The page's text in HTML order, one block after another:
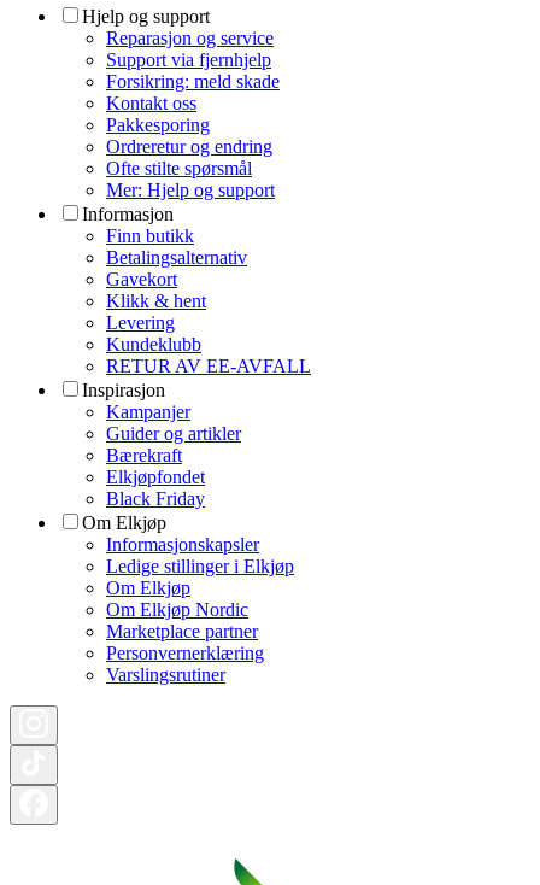
Hjelp og support
Reparasjon og service
Support via fjernhjelp
Forsikring: meld skade
Kontakt oss
Pakkesporing
Ordreretur og endring
Ofte stilte spørsmål
Mer: Hjelp og support
Informasjon
Finn butikk
Betalingsalternativ
Gavekort
Klikk & hent
Levering
Kundeklubb
RETUR AV EE-AVFALL
Inspirasjon
Kampanjer
Guider og artikler
Bærekraft
Elkjøpfondet
Black Friday
Om Elkjøp
Informasjonskapsler
Ledige stillinger i Elkjøp
Om Elkjøp
Om Elkjøp Nordic
Marketplace partner
Personvernerklæring
Varslingsrutiner